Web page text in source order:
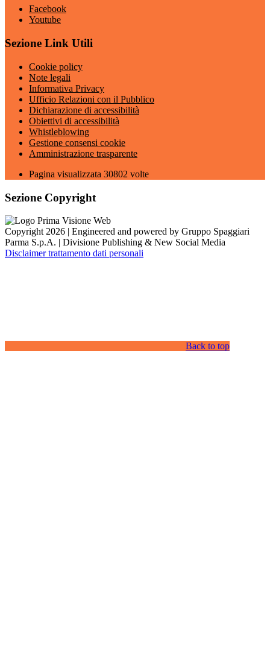
Facebook
Youtube
Sezione Link Utili
Cookie policy
Note legali
Informativa Privacy
Ufficio Relazioni con il Pubblico
Dichiarazione di accessibilità
Obiettivi di accessibilità
Whistleblowing
Gestione consensi cookie
Amministrazione trasparente
Pagina visualizzata 30802 volte
Sezione Copyright
Copyright 2026 | Engineered and powered by Gruppo Spaggiari
Parma S.p.A. | Divisione Publishing & New Social Media
Disclaimer trattamento dati personali
Back to top